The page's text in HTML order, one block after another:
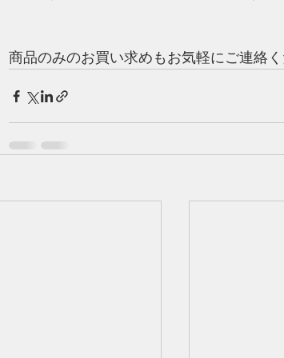
商品のみのお買い求めもお気軽にご連絡